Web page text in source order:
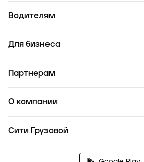
Водителям
Для бизнеса
Партнерам
О компании
Сити Грузовой